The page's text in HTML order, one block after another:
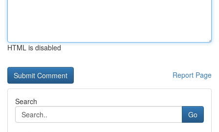
HTML is disabled
Report Page
Search
Go